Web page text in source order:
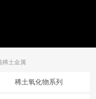
稀土金属
稀土氧化物系列